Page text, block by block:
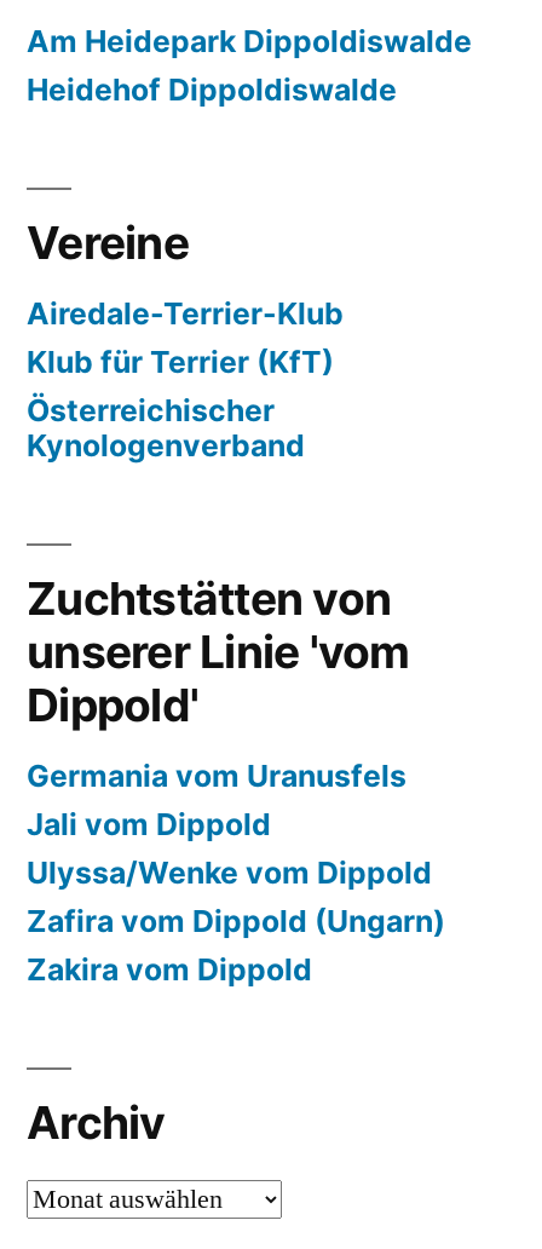
Am Heidepark Dippoldiswalde
Heidehof Dippoldiswalde
Vereine
Airedale-Terrier-Klub
Klub für Terrier (KfT)
Österreichischer
Kynologenverband
Zuchtstätten von
unserer Linie 'vom
Dippold'
Germania vom Uranusfels
Jali vom Dippold
Ulyssa/Wenke vom Dippold
Zafira vom Dippold (Ungarn)
Zakira vom Dippold
Archiv
Archiv